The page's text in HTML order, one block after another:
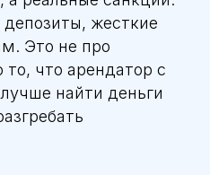
депозиты, жесткие
Это не про
что арендатор с
найти деньги